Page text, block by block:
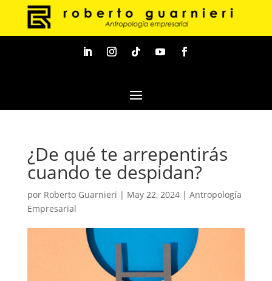
¿De qué te arrepentirás
cuando te despidan?
por Roberto Guarnieri | May 22, 2024| Antropología
Empresarial